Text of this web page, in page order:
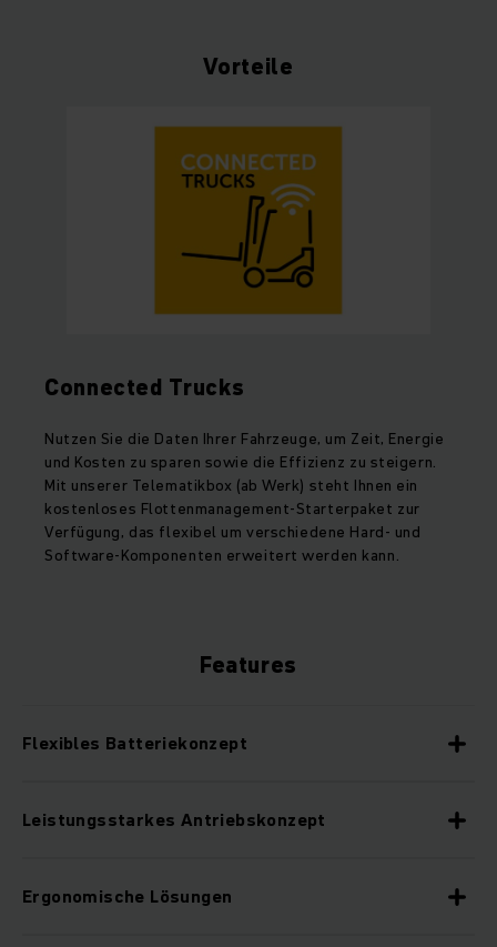
Vorteile
Connected Trucks
Nutzen Sie die Daten Ihrer Fahrzeuge, um Zeit, Energie
und Kosten zu sparen sowie die Effizienz zu steigern.
Mit unserer Telematikbox (ab Werk) steht Ihnen ein
kostenloses Flottenmanagement-Starterpaket zur
Verfügung, das flexibel um verschiedene Hard- und
Software-Komponenten erweitert werden kann.
Features
Flexibles Batteriekonzept
Leistungsstarkes Antriebskonzept
Ergonomische Lösungen